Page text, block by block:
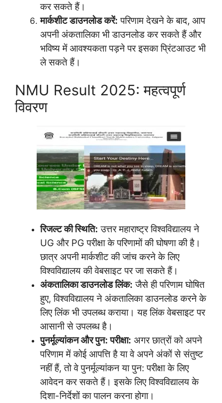
कर सकते हैं।
मार्कशीट डाउनलोड करें: परिणाम देखने के बाद, आप
अपनी अंकतालिका भी डाउनलोड कर सकते हैं और
भविष्य में आवश्यकता पड़ने पर इसका प्रिंटआउट भी
ले सकते हैं।
NMU Result 2025: महत्वपूर्ण
विवरण
रिजल्ट की स्थिति: उत्तर महाराष्ट्र विश्वविद्यालय ने
UG और PG परीक्षा के परिणामों की घोषणा की है।
छात्र अपनी मार्कशीट की जांच करने के लिए
विश्वविद्यालय की वेबसाइट पर जा सकते हैं।
अंकतालिका डाउनलोड लिंक: जैसे ही परिणाम घोषित
हुए, विश्वविद्यालय ने अंकतालिका डाउनलोड करने के
लिए लिंक भी उपलब्ध कराया। यह लिंक वेबसाइट पर
आसानी से उपलब्ध है।
पुनर्मूल्यांकन और पुन: परीक्षा: अगर छात्रों को अपने
परिणाम में कोई आपत्ति है या वे अपने अंकों से संतुष्ट
नहीं हैं, तो वे पुनर्मूल्यांकन या पुन: परीक्षा के लिए
आवेदन कर सकते हैं। इसके लिए विश्वविद्यालय के
दिशा-निर्देशों का पालन करना होगा।